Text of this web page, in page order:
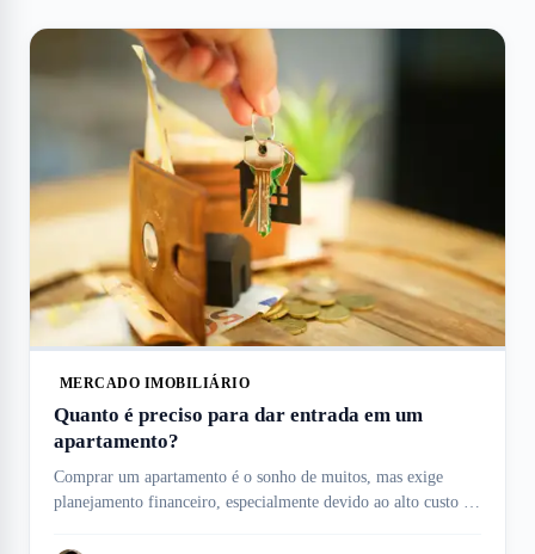
MERCADO IMOBILIÁRIO
Quanto é preciso para dar entrada em um
apartamento?
Comprar um apartamento é o sonho de muitos, mas exige
planejamento financeiro, especialmente devido ao alto custo da